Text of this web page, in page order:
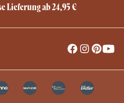
Lieferung ab 24,95 €